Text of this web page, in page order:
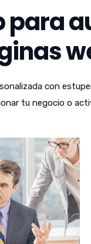
para
con
tu negocio o